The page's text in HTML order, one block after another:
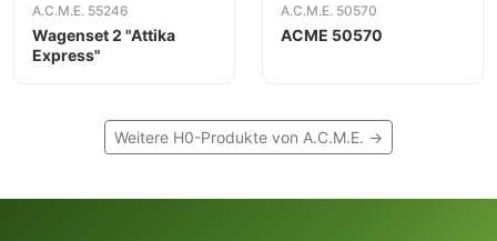
A.C.M.E. 55246
Wagenset 2 "Attika
Express"
A.C.M.E. 50570
ACME 50570
Weitere H0-Produkte von A.C.M.E. →